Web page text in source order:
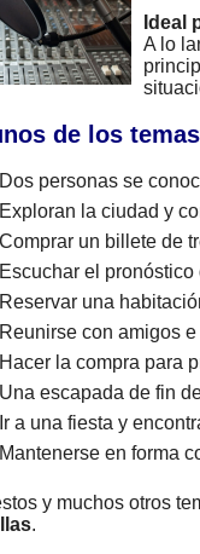
Ideal
A lo
de los
Dos personas se
Exploran la ciudad y
Comprar un billete de
Escuchar el
Reservar una
Reunirse con amigos
Hacer la compra para
Una escapada de fin
Ir a una fiesta y
Mantenerse en forma
y muchos otros
.